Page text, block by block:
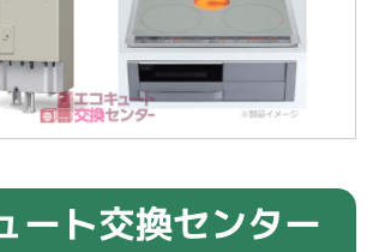
ート交換センター